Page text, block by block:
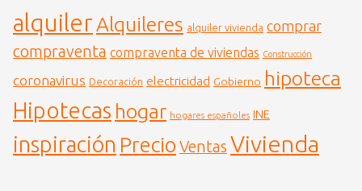
alquilerAlquileres alquiler vivienda comprar
compraventa compraventa de viviendas Construcción
coronavirus Decoración electricidad Gobierno hipoteca
Hipotecas hogar hogares españoles INE
inspiración Precio Ventas Vivienda